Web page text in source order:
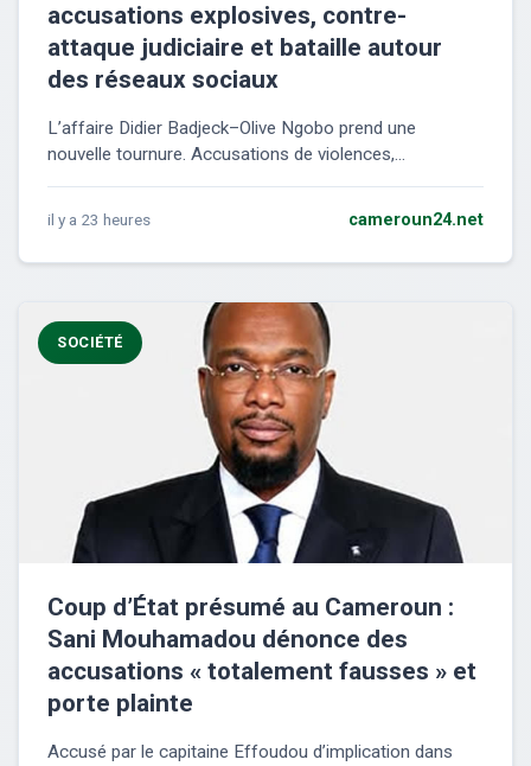
accusations explosives, contre-
attaque judiciaire et bataille autour
des réseaux sociaux
L’affaire Didier Badjeck–Olive Ngobo prend une
nouvelle tournure. Accusations de violences,...
il y a 23 heures cameroun24.net
SOCIÉTÉ
Coup d’État présumé au Cameroun :
Sani Mouhamadou dénonce des
accusations « totalement fausses » et
porte plainte
Accusé par le capitaine Effoudou d’implication dans